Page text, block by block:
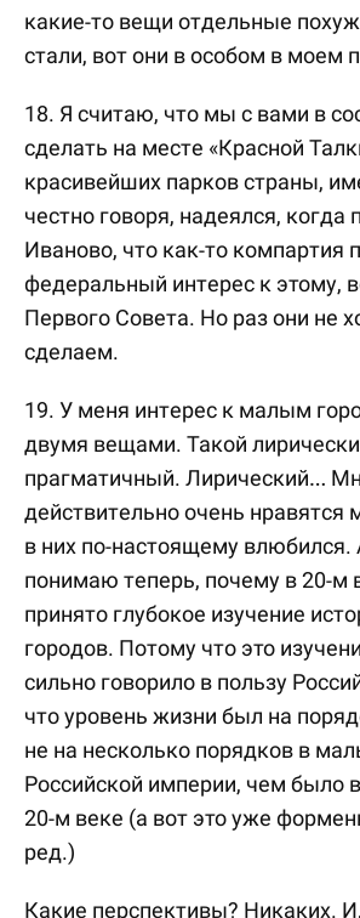
какие-то вещи отдельные
стали, вот они в особом в моем
18. Я считаю, что мы с вами в
сделать на месте «Красной
красивейших парков страны,
честно говоря, надеялся, когда
Иваново, что как-то компартия
федеральный интерес к этому,
Первого Совета. Но раз они не
сделаем.
19. У меня интерес к малым
двумя вещами. Такой
прагматичный. Лирический…
действительно очень нравятся
в них по-настоящему влюбился.
понимаю теперь, почему в 20-м
принято глубокое изучение
городов. Потому что это
сильно говорило в пользу
что уровень жизни был на
не на несколько порядков в
Российской империи, чем было
20-м веке (а вот это уже
ред.)
Какие перспективы? Никаких.